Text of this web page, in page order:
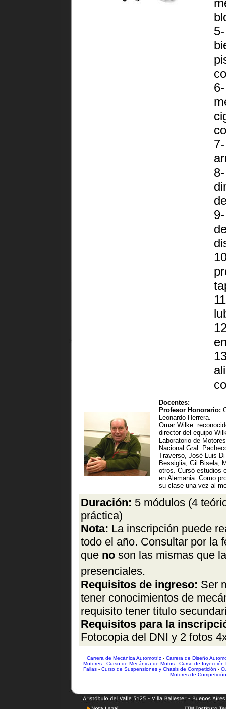
Docentes:
Profesor Honorario:
Leonardo Herrera.
Omar Wilke:
director del equipo
Laboratorio de
Nacional Gral.
Traverso, José Luis
Bessiglia, Gil Bisela,
otros. Cursó estudios
en Alemania. Como
su clase una vez al
Duración: 5 módulos (4
práctica)
Nota: La inscripción puede
todo el año. Consultar por la
que noson las mismas que
presenciales.
Requisitos de ingreso: Ser
tener conocimientos de
requisito tener título
Requisitos para la
Fotocopia del DNI y 2 fotos
Carrera de Mecánica Automotríz - Carrera de Diseño
Motores - Curso de Mecánica de Motos - Curso de Inyección
Fallas- Curso de Suspensiones y Chasis de Competición -
Motores de Competición